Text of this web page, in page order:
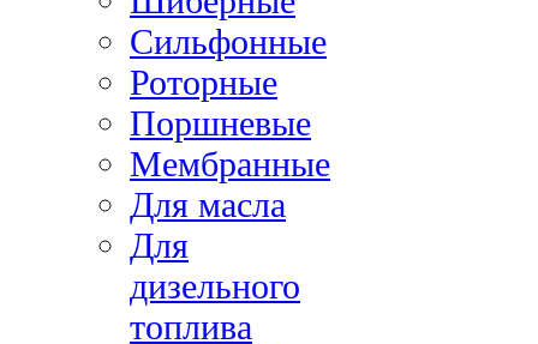
Сильфонные
Роторные
Поршневые
Мембранные
Для масла
Для
дизельного
топлива